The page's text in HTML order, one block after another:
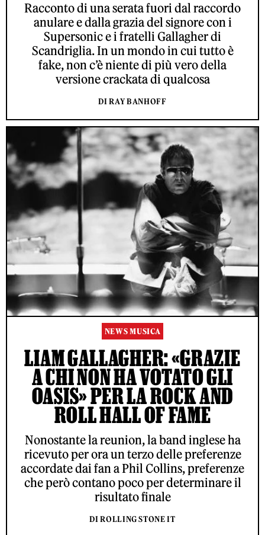
Racconto di una serata fuori dal raccordo
anulare e dalla grazia del signore con i
Supersonic e i fratelli Gallagher di
Scandriglia. In un mondo in cui tutto è
fake, non c’è niente di più vero della
versione crackata di qualcosa
DI RAY BANHOFF
NEWS MUSICA
LIAM GALLAGHER: «GRAZIE
A CHI NON HA VOTATO GLI
OASIS» PER LA ROCK AND
ROLL HALL OF FAME
Nonostante la reunion, la band inglese ha
ricevuto per ora un terzo delle preferenze
accordate dai fan a Phil Collins, preferenze
che però contano poco per determinare il
risultato finale
DI ROLLING STONE IT